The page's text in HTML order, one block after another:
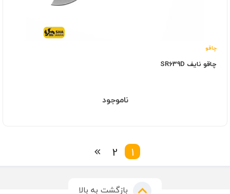
چاقو
چاقو نایف SR639D
ناموجود
1
2
بازگشت به بالا